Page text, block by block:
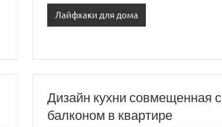
Лайфхаки для дома
Дизайн кухни совмещенная с
балконом в квартире